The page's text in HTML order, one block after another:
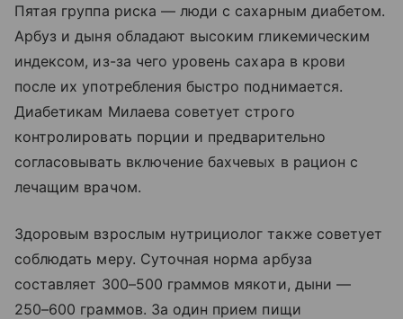
Пятая группа риска — люди с сахарным диабетом.
Арбуз и дыня обладают высоким гликемическим
индексом, из-за чего уровень сахара в крови
после их употребления быстро поднимается.
Диабетикам Милаева советует строго
контролировать порции и предварительно
согласовывать включение бахчевых в рацион с
лечащим врачом.
Здоровым взрослым нутрициолог также советует
соблюдать меру. Суточная норма арбуза
составляет 300–500 граммов мякоти, дыни —
250–600 граммов. За один прием пищи